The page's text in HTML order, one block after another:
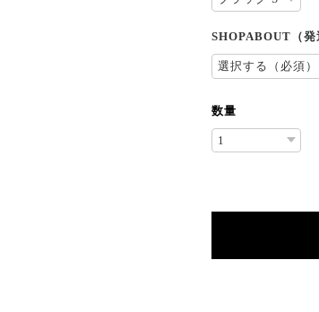
SHOPABOUT（発
数量